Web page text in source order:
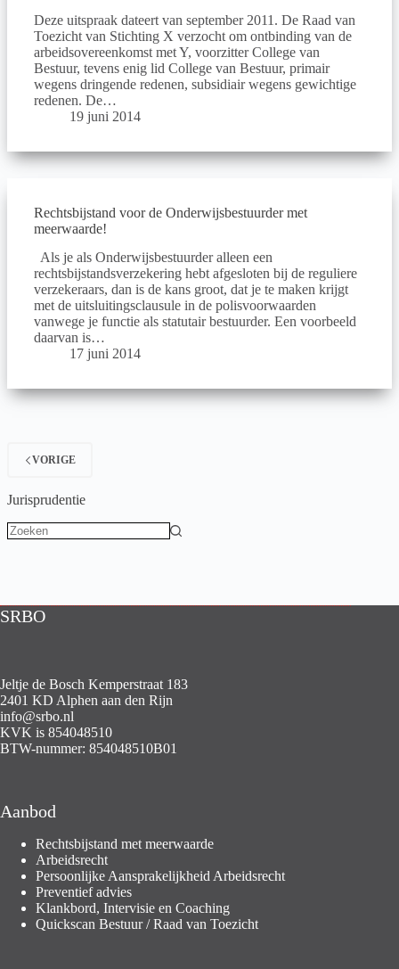
Deze uitspraak dateert van september 2011. De Raad van
Toezicht van Stichting X verzocht om ontbinding van de
arbeidsovereenkomst met Y, voorzitter College van
Bestuur, tevens enig lid College van Bestuur, primair
wegens dringende redenen, subsidiair wegens gewichtige
redenen. De…
19 juni 2014
Rechtsbijstand voor de Onderwijsbestuurder met
meerwaarde!
Als je als Onderwijsbestuurder alleen een
rechtsbijstandsverzekering hebt afgesloten bij de reguliere
verzekeraars, dan is de kans groot, dat je te maken krijgt
met de uitsluitingsclausule in de polisvoorwaarden
vanwege je functie als statutair bestuurder. Een voorbeeld
daarvan is…
17 juni 2014
VORIGE
Jurisprudentie
SRBO
Jeltje de Bosch Kemperstraat 183
2401 KD Alphen aan den Rijn
info@srbo.nl
KVK is 854048510
BTW-nummer: 854048510B01
Aanbod
Rechtsbijstand met meerwaarde
Arbeidsrecht
Persoonlijke Aansprakelijkheid Arbeidsrecht
Preventief advies
Klankbord, Intervisie en Coaching
Quickscan Bestuur / Raad van Toezicht